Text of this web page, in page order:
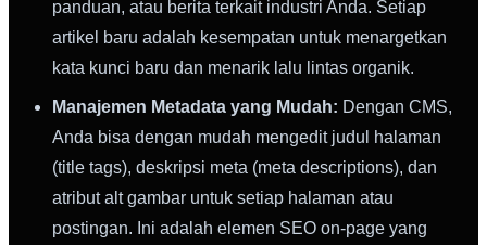
panduan, atau berita terkait industri Anda. Setiap
artikel baru adalah kesempatan untuk menargetkan
kata kunci baru dan menarik lalu lintas organik.
Manajemen Metadata yang Mudah: Dengan CMS,
Anda bisa dengan mudah mengedit judul halaman
(title tags), deskripsi meta (meta descriptions), dan
atribut alt gambar untuk setiap halaman atau
postingan. Ini adalah elemen SEO on-page yang